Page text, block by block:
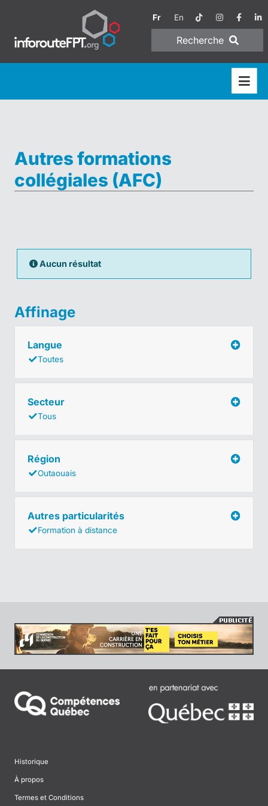
Fr En
Recherche
Autres formations
collégiales (AFC)
Aucun résultat
Affinage
Langue
Toutes
Secteur
Tous
Région
Outaouais
Autres particularités
Formation à distance
Historique
À propos
Termes et Conditions